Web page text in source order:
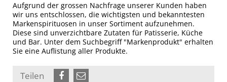
Aufgrund der grossen Nachfrage unserer Kunden haben
wir uns entschlossen, die wichtigsten und bekanntesten
Markenspirituosen in unser Sortiment aufzunehmen.
Diese sind unverzichtbare Zutaten für Patisserie, Küche
und Bar. Unter dem Suchbegriff "Markenprodukt" erhalten
Sie eine Auflistung aller Produkte.
Teilen